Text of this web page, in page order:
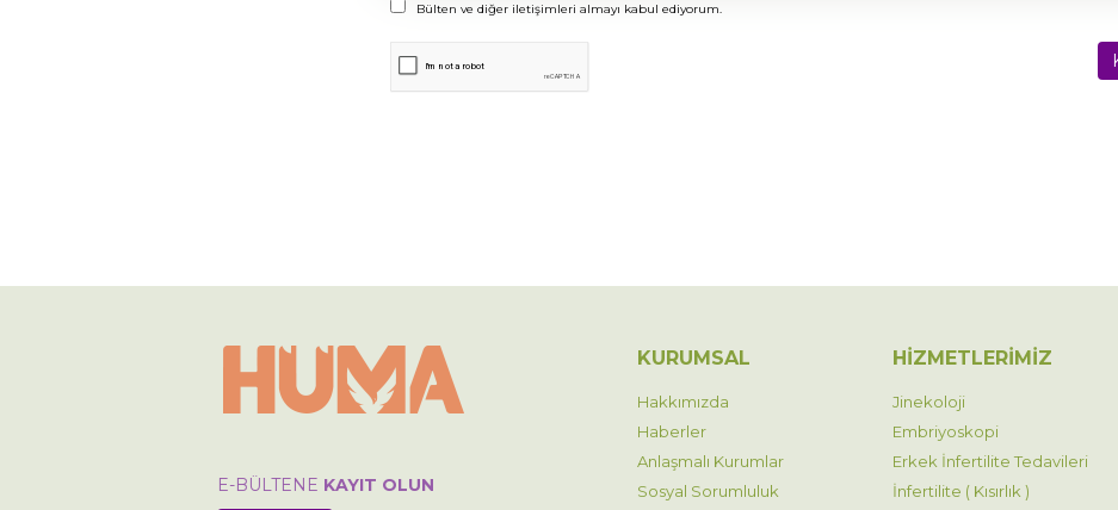
Bülten ve diğer iletişimleri almayı kabul ediyorum.
E-BÜLTENE KAYIT OLUN
KURUMSAL
Hakkımızda
Haberler
Anlaşmalı Kurumlar
Sosyal Sorumluluk
HİZMETLERİMİZ
Jinekoloji
Embriyoskopi
Erkek İnfertilite Tedavileri
İnfertilite ( Kısırlık )